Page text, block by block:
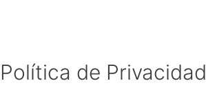
Política de Privacidad